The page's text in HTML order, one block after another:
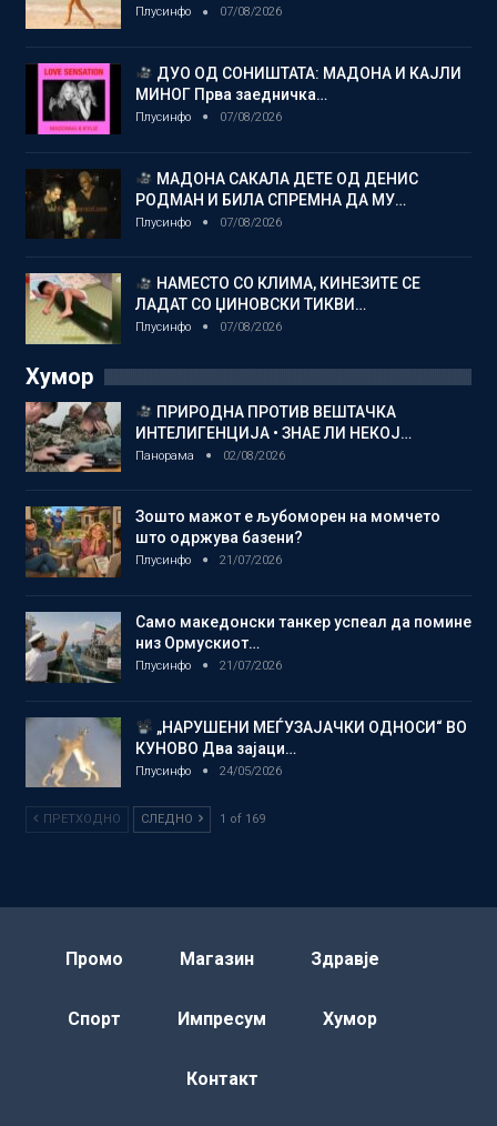
Плусинфо 07/08/2026
ДУО ОД СОНИШТАТА: МАДОНА И КАЈЛИ
МИНОГ Прва заедничка…
Плусинфо 07/08/2026
МАДОНА САКАЛА ДЕТЕ ОД ДЕНИС
РОДМАН И БИЛА СПРЕМНА ДА МУ…
Плусинфо 07/08/2026
НАМЕСТО СО КЛИМА, КИНЕЗИТЕ СЕ
ЛАДАТ СО ЏИНОВСКИ ТИКВИ…
Плусинфо 07/08/2026
Хумор
ПРИРОДНА ПРОТИВ ВЕШТАЧКА
ИНТЕЛИГЕНЦИЈА • ЗНАЕ ЛИ НЕКОЈ…
Панорама 02/08/2026
Зошто мажот е љубоморен на момчето
што одржува базени?
Плусинфо 21/07/2026
Само македонски танкер успеал да помине
низ Ормускиот…
Плусинфо 21/07/2026
„НАРУШЕНИ МЕЃУЗАЈАЧКИ ОДНОСИ“ ВО
КУНОВО Два зајаци…
Плусинфо 24/05/2026
ПРЕТХОДНО СЛЕДНО 1 of 169
Промо Магазин Здравје
Спорт Импресум Хумор
Контакт